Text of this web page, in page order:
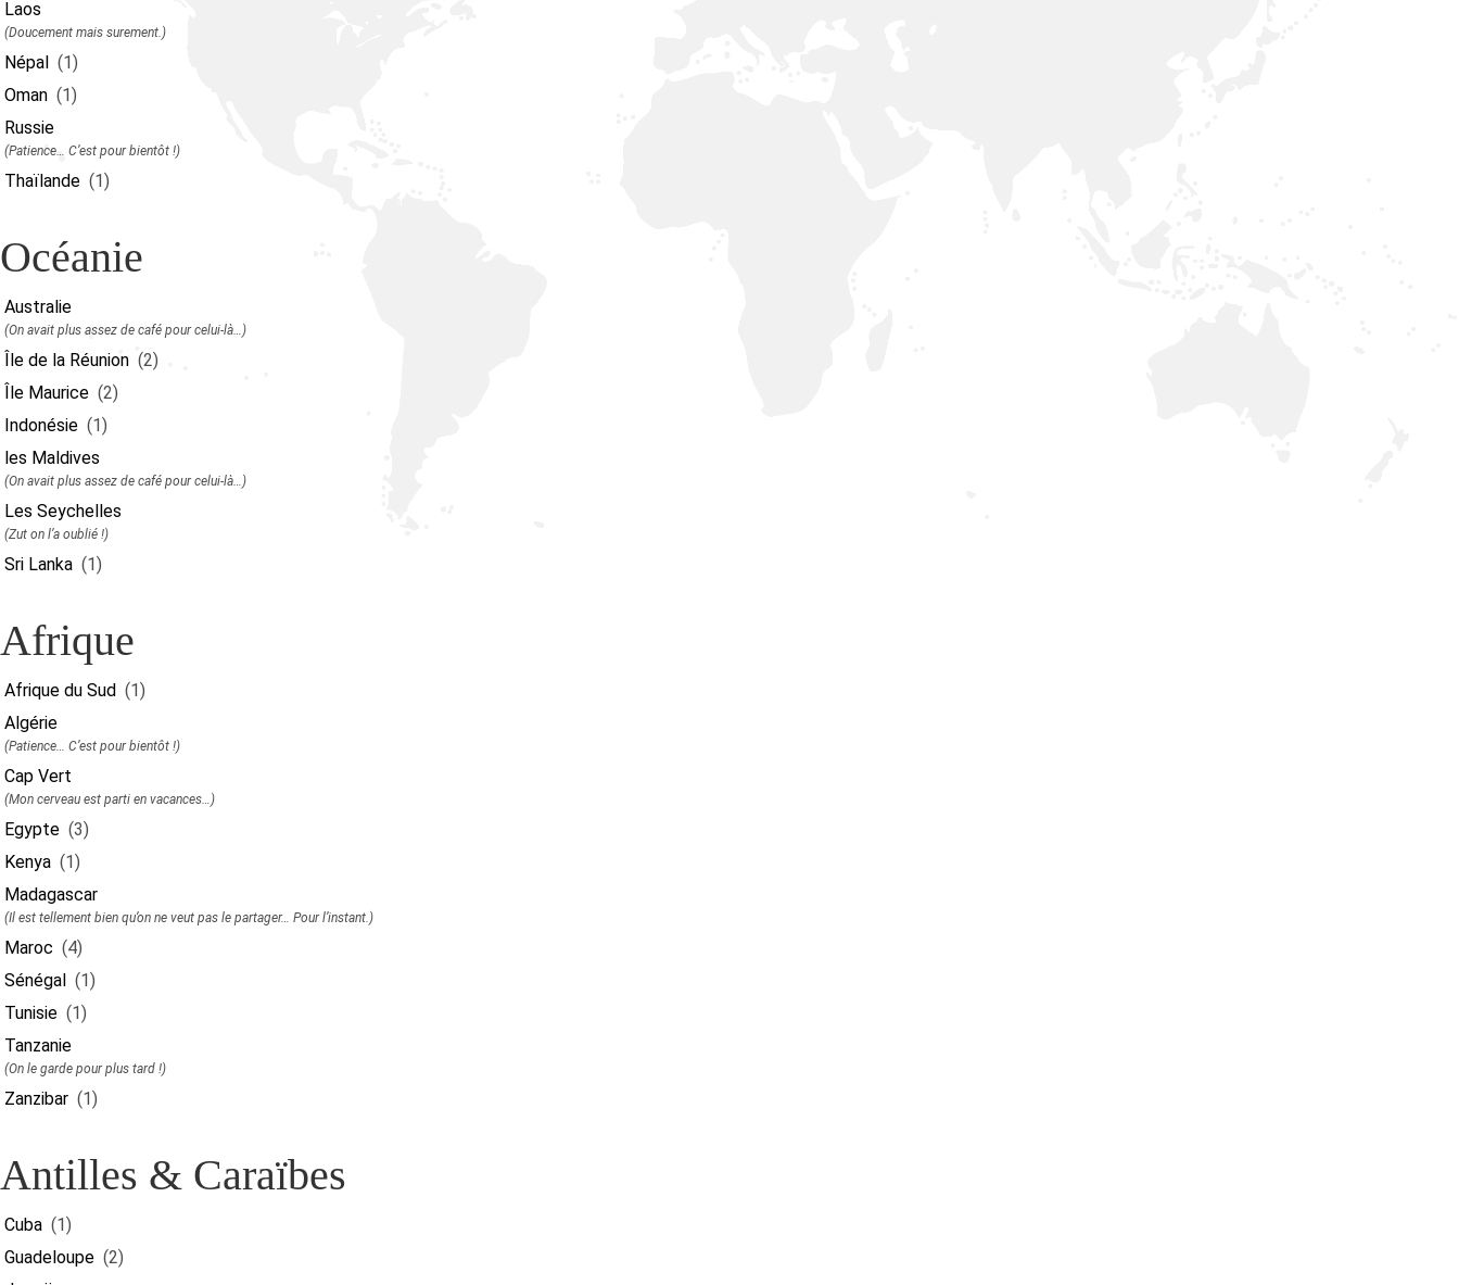
Laos
(Doucement mais surement.)
Népal (1)
Oman (1)
Russie
(Patience… C’est pour bientôt !)
Thaïlande (1)
Océanie
Australie
(On avait plus assez de café pour celui-là…)
Île de la Réunion (2)
Île Maurice (2)
Indonésie (1)
les Maldives
(On avait plus assez de café pour celui-là…)
Les Seychelles
(Zut on l’a oublié !)
Sri Lanka (1)
Afrique
Afrique du Sud (1)
Algérie
(Patience… C’est pour bientôt !)
Cap Vert
(Mon cerveau est parti en vacances…)
Egypte (3)
Kenya (1)
Madagascar
(Il est tellement bien qu’on ne veut pas le partager… Pour l’instant.)
Maroc (4)
Sénégal (1)
Tunisie (1)
Tanzanie
(On le garde pour plus tard !)
Zanzibar (1)
Antilles & Caraïbes
Cuba (1)
Guadeloupe (2)